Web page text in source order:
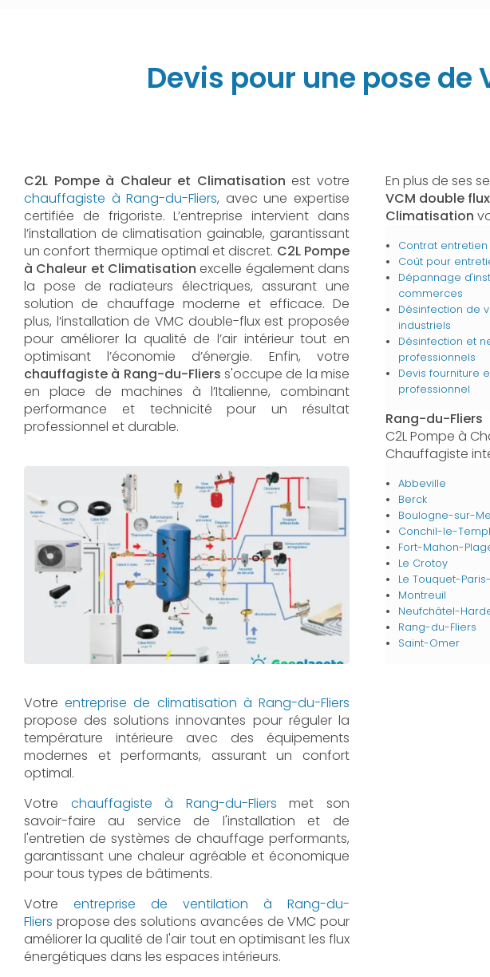
Devis pour une pose
C2L Pompe à Chaleur et Climatisationest votre
chauffagiste à Rang-du-Fliers, avec une expertise
certifiée de frigoriste. L’entreprise intervient dans
l’installation de climatisation gainable, garantissant
un confort thermique optimal et discret. C2L Pompe
à Chaleur et Climatisation excelle également dans
la pose de radiateurs électriques, assurant une
solution de chauffage moderne et efficace. De
plus, l’installation de VMC double-flux est proposée
pour améliorer la qualité de l’air intérieur tout en
optimisant l’économie d’énergie. Enfin, votre
chauffagiste à Rang-du-Fliers s'occupe de la mise
en place de machines à l’Italienne, combinant
performance et technicité pour un résultat
professionnel et durable.
Votreentreprise de climatisation à Rang-du-Fliers
propose des solutions innovantes pour réguler la
température intérieure avec des équipements
modernes et performants, assurant un confort
optimal.
Votre chauffagiste à Rang-du-Fliers met son
savoir-faire au service de l'installation et de
l'entretien de systèmes de chauffage performants,
garantissant une chaleur agréable et économique
pour tous types de bâtiments.
Votre entreprise de ventilation à Rang-du-
Fliers propose des solutions avancées de VMC pour
améliorer la qualité de l'air tout en optimisant les flux
énergétiques dans les espaces intérieurs.
En plus de ses
VCM double
Climatisation
Contrat
Coût pour
Dépannage
commerces
Désinfection de
industriels
Désinfection et
professionnels
Devis fourniture
professionnel
Rang-du-Fliers
C2L Pompe à
Chauffagiste
Abbeville
Berck
Boulogne-sur-
Conchil-le-
Fort-Mahon-
Le Crotoy
Le Touquet-
Montreuil
Neufchâtel-
Rang-du-Fliers
Saint-Omer